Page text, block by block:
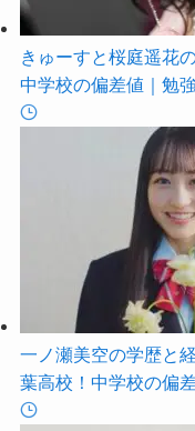
きゅーすと桜庭遥花
中学校の偏差値｜勉
一ノ瀬美空の学歴と
葉高校！中学校の偏